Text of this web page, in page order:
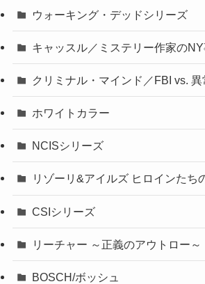
ウォーキング・デッドシリーズ
キャッスル／ミステリー作家の
クリミナル・マインド／FBI vs.
ホワイトカラー
NCISシリーズ
リゾーリ&アイルズ ヒロインたち
CSIシリーズ
リーチャー ～正義のアウトロー～
BOSCH/ボッシュ